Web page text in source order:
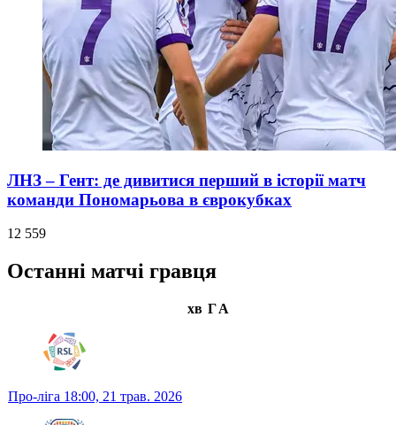
ЛНЗ – Гент: де дивитися перший в історії матч
команди Пономарьова в єврокубках
12 559
Останні матчі гравця
хв ГА
Про-ліга 18:00, 21 трав. 2026